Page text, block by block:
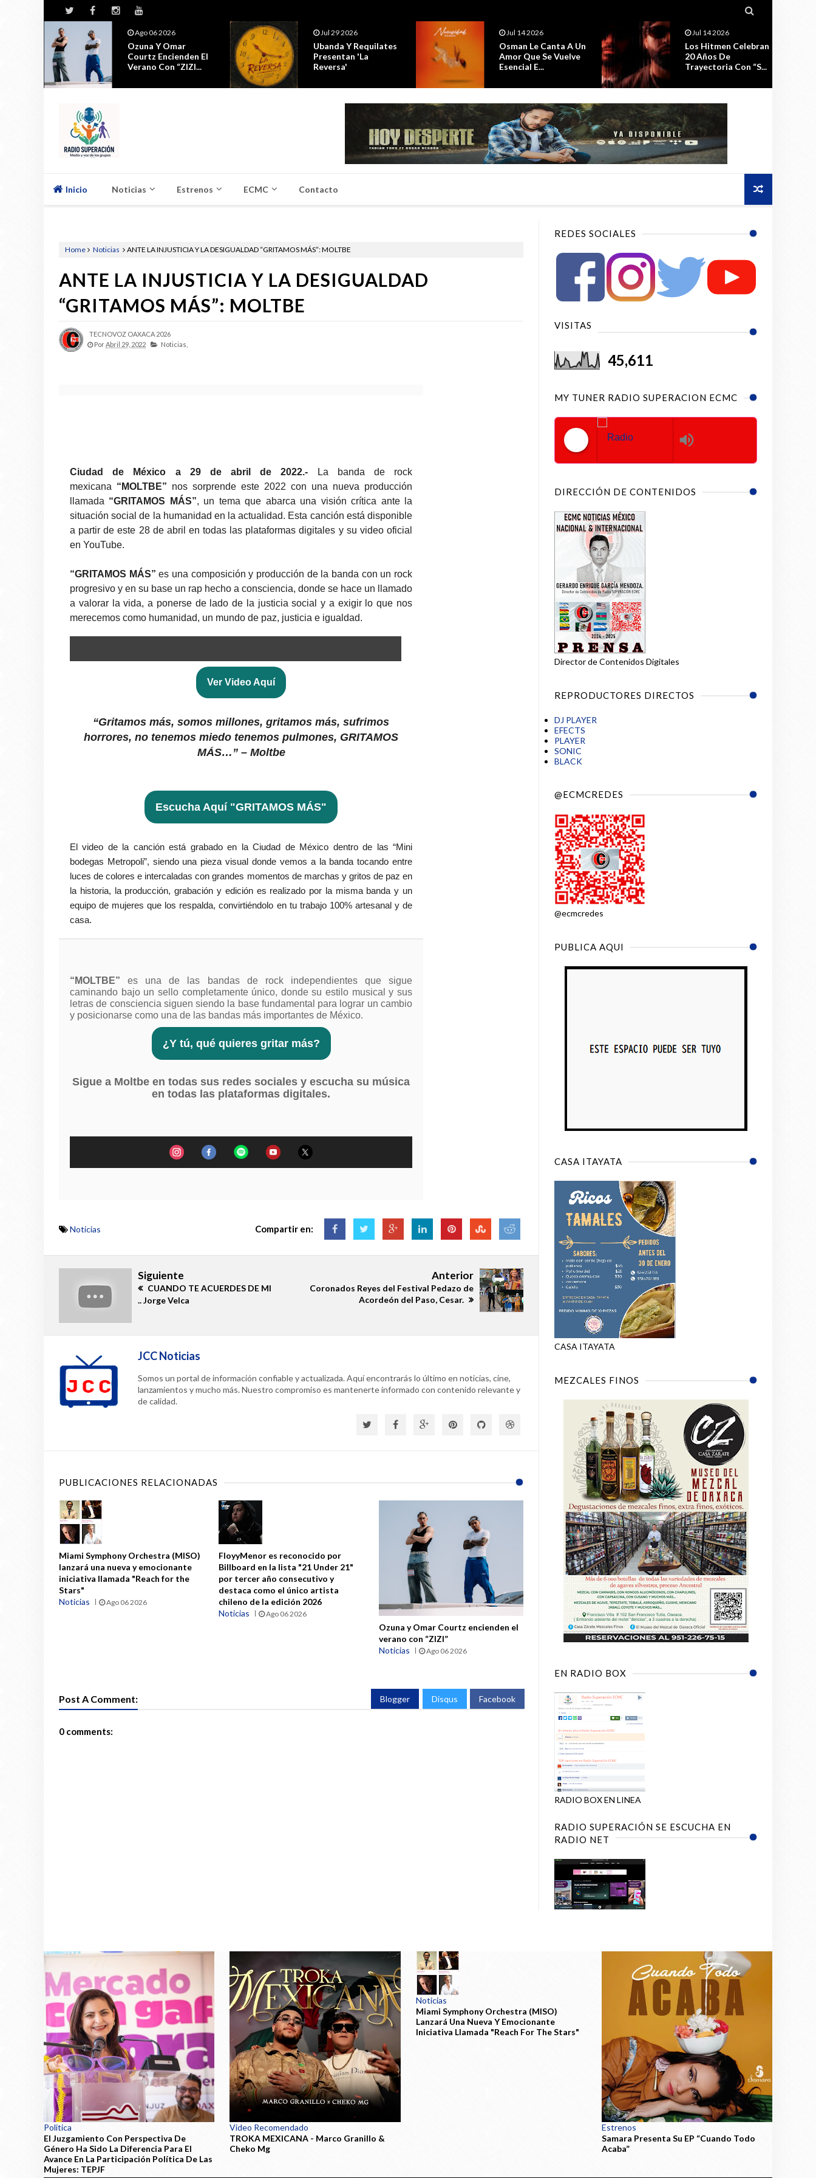

Ago 06 2026
Ozuna Y Omar
Courtz Encienden El
Verano Con “ZIZI...
Jul 29 2026
Ubanda Y Requilates
Presentan 'La
Reversa'
Jul 14 2026
Osman Le Canta A Un
Amor Que Se Vuelve
Esencial E...
Jul 14 2026
Los Hitmen Celebran
20 Años De
Trayectoria Con “S...
Inicio Noticias Estrenos ECMC Contacto
Home Noticias ANTE LA INJUSTICIA Y LA DESIGUALDAD “GRITAMOS MÁS”: MOLTBE
ANTE LA INJUSTICIA Y LA DESIGUALDAD
“GRITAMOS MÁS”: MOLTBE
TECNOVOZ OAXACA 2026
Por Abril 29, 2022 Noticias,
Ciudad de México a 29 de abril de 2022.- La banda de rock
mexicana “MOLTBE” nos sorprende este 2022 con una nueva producción
llamada “GRITAMOS MÁS”, un tema que abarca una visión crítica ante la
situación social de la humanidad en la actualidad. Esta canción está disponible
a partir de este 28 de abril en todas las plataformas digitales y su video oficial
en YouTube.
“GRITAMOS MÁS” es una composición y producción de la banda con un rock
progresivo y en su base un rap hecho a consciencia, donde se hace un llamado
a valorar la vida, a ponerse de lado de la justicia social y a exigir lo que nos
merecemos como humanidad, un mundo de paz, justicia e igualdad.
Ver Video Aquí
“Gritamos más, somos millones, gritamos más, sufrimos
horrores, no tenemos miedo tenemos pulmones, GRITAMOS
MÁS…” – Moltbe
Escucha Aquí "GRITAMOS MÁS"
El video de la canción está grabado en la Ciudad de México dentro de las “Mini
bodegas Metropoli”, siendo una pieza visual donde vemos a la banda tocando entre
luces de colores e intercaladas con grandes momentos de marchas y gritos de paz en
la historia, la producción, grabación y edición es realizado por la misma banda y un
equipo de mujeres que los respalda, convirtiéndolo en tu trabajo 100% artesanal y de
casa.
“MOLTBE”es una de las bandas de rock independientes que sigue
caminando bajo un sello completamente único, donde su estilo musical y sus
letras de consciencia siguen siendo la base fundamental para lograr un cambio
y posicionarse como una de las bandas más importantes de México.
¿Y tú, qué quieres gritar más?
Sigue a Moltbe en todas sus redes sociales y escucha su música
en todas las plataformas digitales.
Noticias Compartir en:
Siguiente
CUANDO TE ACUERDES DE MI
.. Jorge Velca
Anterior
Coronados Reyes del Festival Pedazo de
Acordeón del Paso, Cesar.
JCC Noticias
Somos un portal de información confiable y actualizada. Aquí encontrarás lo último en noticias, cine,
lanzamientos y mucho más. Nuestro compromiso es mantenerte informado con contenido relevante y
de calidad.
PUBLICACIONES RELACIONADAS
Miami Symphony Orchestra (MISO)
lanzará una nueva y emocionante
iniciativa llamada "Reach for the
Stars"
Noticias
Ago 06 2026
FloyyMenor es reconocido por
Billboard en la lista "21 Under 21"
por tercer año consecutivo y
destaca como el único artista
chileno de la edición 2026
Noticias
Ago 06 2026
Ozuna y Omar Courtz encienden el
verano con “ZIZI”
Noticias
Ago 06 2026
Post A Comment: Blogger Disqus Facebook
0 comments:
REDES SOCIALES
VISITAS
45,611
MY TUNER RADIO SUPERACION ECMC
DIRECCIÓN DE CONTENIDOS
Director de Contenidos Digitales
REPRODUCTORES DIRECTOS
DJ PLAYER
EFECTS
PLAYER
SONIC
BLACK
@ECMCREDES
@ecmcredes
PUBLICA AQUI
CASA ITAYATA
CASA ITAYATA
MEZCALES FINOS
EN RADIO BOX
RADIO BOX EN LINEA
RADIO SUPERACIÓN SE ESCUCHA EN
RADIO NET
Politica
El Juzgamiento Con Perspectiva De
Género Ha Sido La Diferencia Para El
Avance En La Participación Política De Las
Mujeres: TEPJF
Video Recomendado
TROKA MEXICANA - Marco Granillo &
Cheko Mg
Noticias
Miami Symphony Orchestra (MISO)
Lanzará Una Nueva Y Emocionante
Iniciativa Llamada "Reach For The Stars"
Estrenos
Samara Presenta Su EP “Cuando Todo
Acaba”